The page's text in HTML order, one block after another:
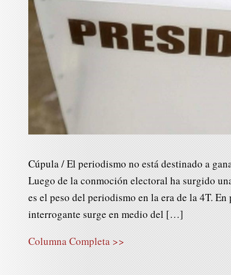
Cúpula / El periodismo no está destinado a
Luego de la conmoción electoral ha surgido
es el peso del periodismo en la era de la 4T.
interrogante surge en medio del […]
Columna Completa >>